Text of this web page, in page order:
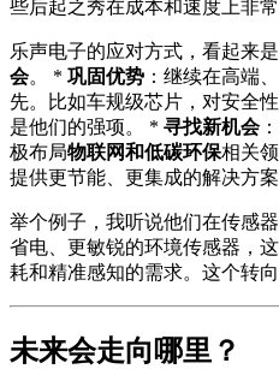
些后起之秀在成本和速度上非常
乐声电子的应对方式，看起来是
会。 * 巩固优势 ：继续在高端
先。比如车规级芯片，对安全
是他们的强项。 * 寻找新机会
极布局物联网和低碳环保相关
提供更节能、更集成的解决方案
举个例子，我听说他们在传感
省电、更敏锐的环境传感器，
耗和精准感知的需求。这个转
未来会走向哪里？